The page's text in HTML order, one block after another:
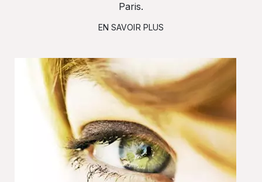
Paris.
EN SAVOIR PLUS